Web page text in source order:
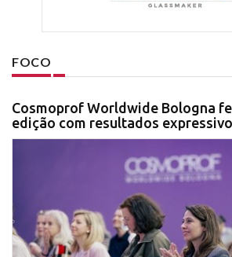
FOCO
Cosmoprof Worldwide Bologna
edição com resultados